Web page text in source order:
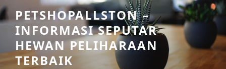
Skip
to
content
PETSHOPALLSTON –
INFORMASI SEPUTAR
HEWAN PELIHARAAN
TERBAIK